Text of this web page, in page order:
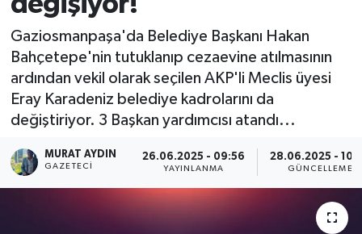
Gaziosmanpaşa'da Belediye Başkanı Hakan
Bahçetepe'nin tutuklanıp cezaevine atılmasının
ardından vekil olarak seçilen AKP'li Meclis üyesi
Eray Karadeniz belediye kadrolarını da
değiştiriyor. 3 Başkan yardımcısı atandı...
MURAT AYDIN
GAZETECI
26.06.2025 - 09:56
YAYINLANMA
28.06.2025 -
GÜNCELLEME